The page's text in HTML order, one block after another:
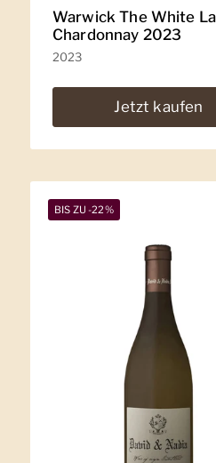
Warwick The White
Chardonnay 2023
2023
Jetzt kaufen
BIS ZU -22%